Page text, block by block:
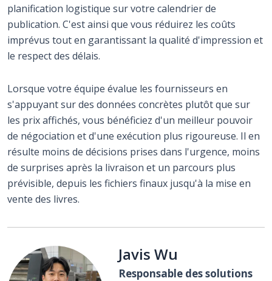
planification logistique sur votre calendrier de
publication. C'est ainsi que vous réduirez les coûts
imprévus tout en garantissant la qualité d'impression et
le respect des délais.
Lorsque votre équipe évalue les fournisseurs en
s'appuyant sur des données concrètes plutôt que sur
les prix affichés, vous bénéficiez d'un meilleur pouvoir
de négociation et d'une exécution plus rigoureuse. Il en
résulte moins de décisions prises dans l'urgence, moins
de surprises après la livraison et un parcours plus
prévisible, depuis les fichiers finaux jusqu'à la mise en
vente des livres.
Javis Wu
Responsable des solutions